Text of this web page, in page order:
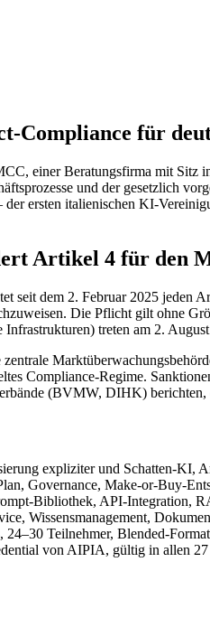
Compliance für
einer Beratungsfirma mit Sitz
und der gesetzlich
ersten italienischen KI-
Artikel 4 für den
dem 2. Februar 2025 jeden
Die Pflicht gilt ohne
treten am 2.
Compliance-Regime.
(BVMW, DIHK) berichten,
expliziter und Schatten-KI,
Governance, Make-or-Buy-
Bibliothek, API-Integration,
Wissensmanagement,
24–30 Teilnehmer, Blended-Format
von AIPIA, gültig in allen